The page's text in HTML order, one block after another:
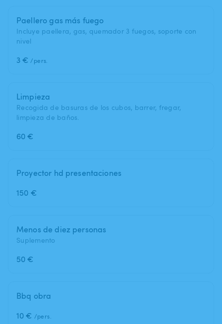
Paellero gas más fuego
Incluye paellera, gas, quemador 3 fuegos, soporte con
nivel
3 € /pers.
Limpieza
Recogida de basuras de los cubos, barrer, fregar,
limpieza de baños.
60 €
Proyector hd presentaciones
150 €
Menos de diez personas
Suplemento
50 €
Bbq obra
10 € /pers.